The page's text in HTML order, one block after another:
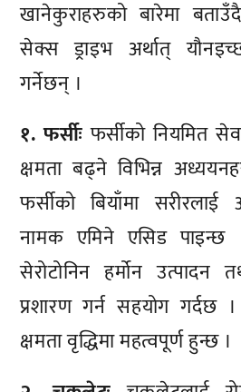
खानेकुराहरुको बारेमा
सेक्स ड्राइभ अर्थात्
गर्नेछन् ।
१. फर्सीः फर्सीको नियमित
क्षमता बढ्ने विभिन्न
फर्सीको बियाँमा सरीरलाई
नामक एमिने एसिड
सेरोटोनिन हर्मोन उत्पादन
प्रशारण गर्न सहयोग गर्दछ
क्षमता वृद्धिमा महत्वपूर्ण हुन्छ ।